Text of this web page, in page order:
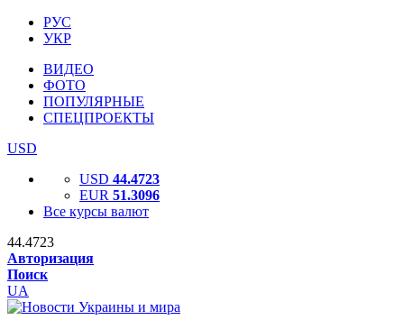
РУС
УКР
ВИДЕО
ФОТО
ПОПУЛЯРНЫЕ
СПЕЦПРОЕКТЫ
USD
USD 44.4723
EUR 51.3096
Все курсы валют
44.4723
Авторизация
Поиск
UA